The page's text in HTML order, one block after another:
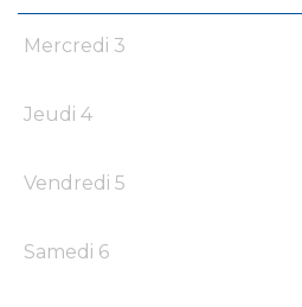
Mercredi 3
Jeudi 4
Vendredi 5
Samedi 6